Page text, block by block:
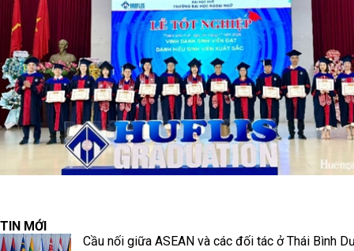
TIN MỚI
Cầu nối giữa ASEAN và các đối tác ở Thái Bình